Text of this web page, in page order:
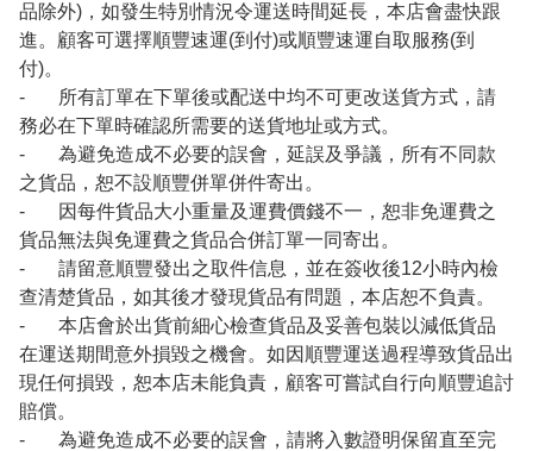
品除外)，如發生特別情況令運送時間延長，本店會盡快跟
進。顧客可選擇順豐速運(到付)或順豐速運自取服務(到
付)。
- 所有訂單在下單後或配送中均不可更改送貨方式，請
務必在下單時確認所需要的送貨地址或方式。
- 為避免造成不必要的誤會，延誤及爭議，所有不同款
之貨品，恕不設順豐併單併件寄出。
- 因每件貨品大小重量及運費價錢不一，恕非免運費之
貨品無法與免運費之貨品合併訂單一同寄出。
- 請留意順豐發出之取件信息，並在簽收後12小時內檢
查清楚貨品，如其後才發現貨品有問題，本店恕不負責。
- 本店會於出貨前細心檢查貨品及妥善包裝以減低貨品
在運送期間意外損毀之機會。如因順豐運送過程導致貨品出
現任何損毀，恕本店未能負責，顧客可嘗試自行向順豐追討
賠償。
- 為避免造成不必要的誤會，請將入數證明保留直至完